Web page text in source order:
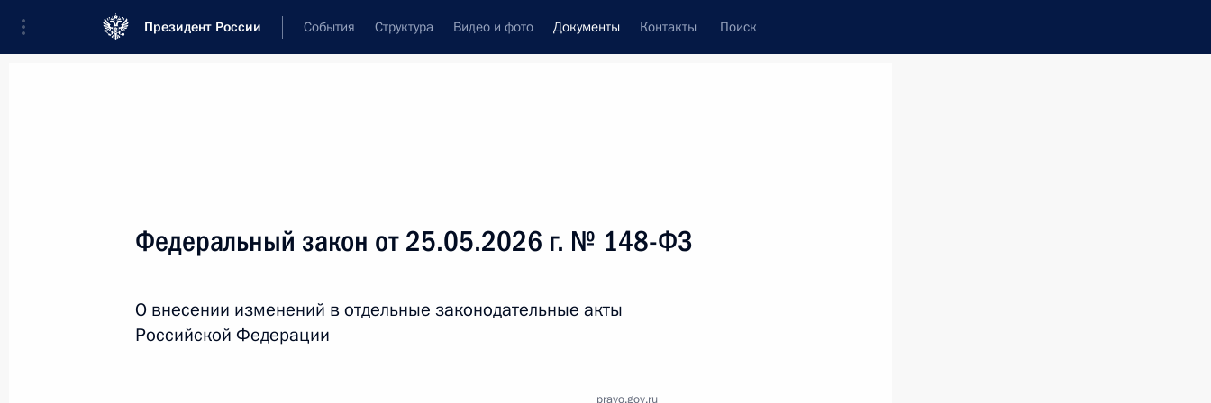
Президент России События Структура Видео и фото Документы Контакты Поиск
Текст в документе
Вид документа
Все
Федеральный закон от 25.05.2026 г. № 148-ФЗ
О внесении изменений в отдельные законодательные акты
Российской Федерации
pravo.gov.ru